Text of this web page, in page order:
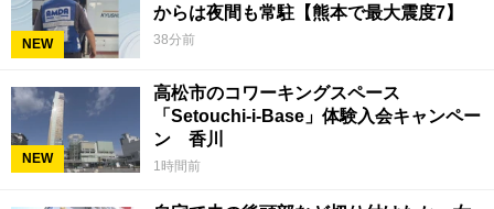
NEW
からは夜間も常駐【熊本で最大震度7】
38分前
NEW
高松市のコワーキングスペース
「Setouchi-i-Base」体験入会キャンペー
ン 香川
1時間前